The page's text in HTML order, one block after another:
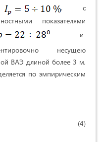
. с
показателями
и
несущею
ВАЭ длиной более 3 м,
по эмпирическим
(4)